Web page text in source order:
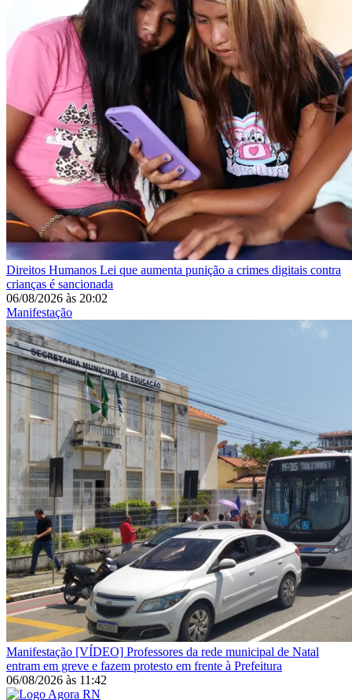
Direitos Humanos Lei que aumenta punição a crimes digitais contra
crianças é sancionada
06/08/2026 às 20:02
Manifestação
Manifestação [VÍDEO] Professores da rede municipal de Natal
entram em greve e fazem protesto em frente à Prefeitura
06/08/2026 às 11:42